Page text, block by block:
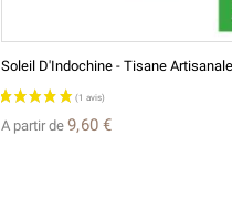
A partir de9,60 €